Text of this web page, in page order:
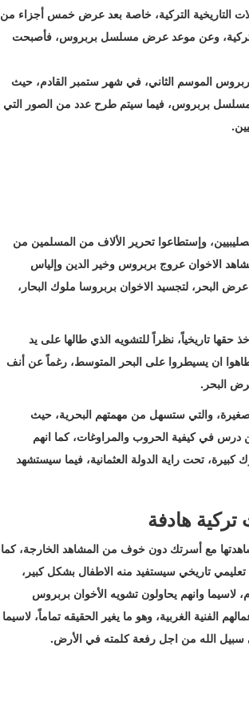
التاريخية التركية، خاصة بعد عرض خمس أجزاء من
وعن موعد عرض مسلسل بربروس، فأصبحت
الموسم الثاني، في شهر ستمبر القادم، حيث
بربروس، فيما سيتم طرح عدد من الصور التي
وإستطاعوا تحرير الألاف من المسلمين من
الاخوان عروج بربروس وخير الدين وإلياس
لتجسيد الاخوان بربروسا ملوك البحار،
تاريخياً، نظراً للتشويه الذي طالها على يد
ان يسيطروا على البحر المتوسط، رغماً عن أنف
البحر.
والتي ستسهل من مهمتهم البحرية، حيث
درس في كيفية الحروب والمراوغات، كما انهم
تحت راية الدولة العثمانية، فيما سيستشهد
هادفة
مع أسرتك دون خوف من المشاهد الخارجة، كما
تاريخي سيستفيد منه الاطفال بشكل كبير،
لاسيما وانهم يحاولون تشويه الأخوان بربروس
الفنية الغربية، وهو ما يغير الحقيقه تماماً، لاسيما
سبيل الله من اجل رفعة كلمته في الأرض.